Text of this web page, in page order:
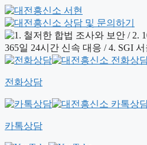
전화상담
카톡상담